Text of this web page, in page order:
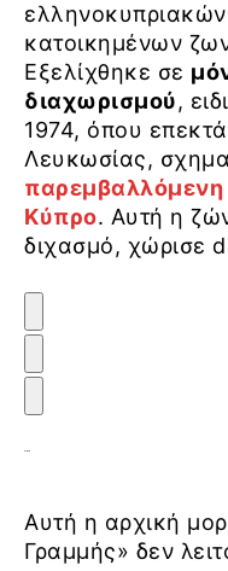
κατοικημένων
Εξελίχθηκε σε
διαχωρισμού,
1974, όπου
Λευκωσίας,
Κύπρο. Αυτή η
διχασμό, χώρισε
Αυτή η αρχική
Γραμμής» δεν